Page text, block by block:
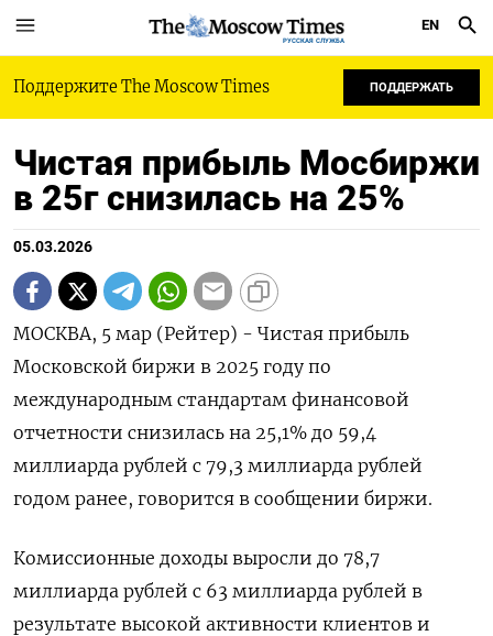
РУССКАЯ СЛУЖБА
EN
Поддержите The Moscow Times ПОДДЕРЖАТЬ
Чистая прибыль Мосбиржи
в 25г снизилась на 25%
05.03.2026
МОСКВА, 5 мар (Рейтер) - Чистая прибыль
Московской биржи в ‌2025 году по
международным стандартам ​финансовой
отчетности снизилась ​на ​25,1% до ⁠59,4
‌миллиарда рублей ‌с 79,3 миллиарда рублей
годом ​ранее, говорится ‌в сообщении биржи.
Комиссионные ​доходы выросли до ‌78,7
миллиарда рублей с 63 миллиарда ​рублей ​в
‌результате высокой активности ​клиентов и